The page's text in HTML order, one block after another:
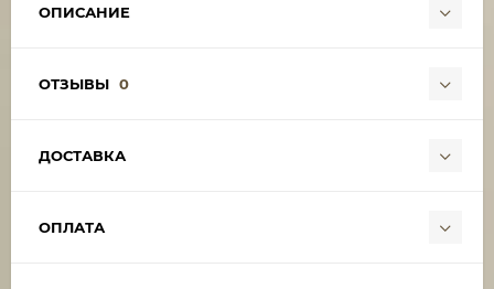
ОПИСАНИЕ
ОТЗЫВЫ 0
ДОСТАВКА
ОПЛАТА